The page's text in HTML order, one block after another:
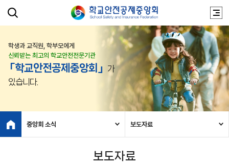
학생과 교직원, 학부모에게
신뢰받는 최고의 학교안전전문기관
「학교안전공제중앙회」
가
있습니다.
중앙회 소식 보도자료
보도자료